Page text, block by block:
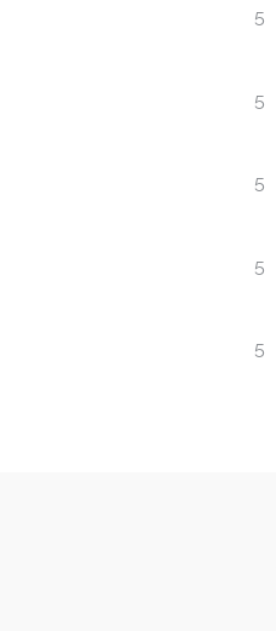
5
5
5
5
5